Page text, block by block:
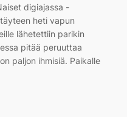
digiajassa -
heti vapun
lähetettiin parikin
pitää peruuttaa
paljon ihmisiä. Paikalle